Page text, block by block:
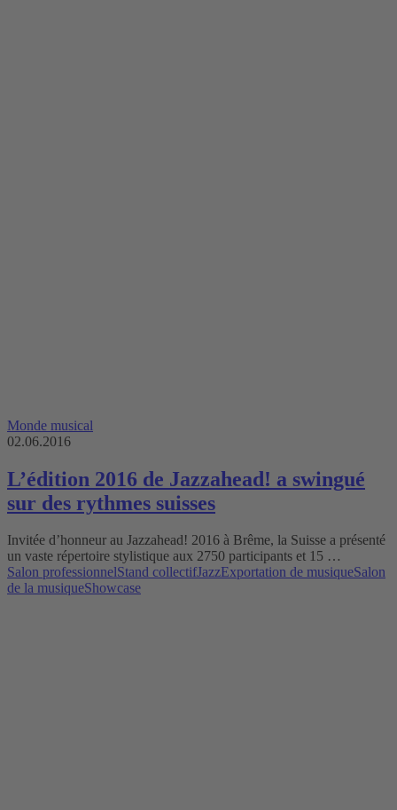
Monde musical
02.06.2016
L’édition 2016 de Jazzahead! a swingué
sur des rythmes suisses
Invitée d’honneur au Jazzahead! 2016 à Brême, la Suisse a présenté
un vaste répertoire stylistique aux 2750 participants et 15 …
Salon professionnelStand collectifJazzExportation de musiqueSalon
de la musiqueShowcase